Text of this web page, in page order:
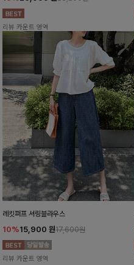
리뷰 카운트 영역
레킷퍼프 셔링블라우스
10%15,900 원17,600원
리뷰 카운트 영역